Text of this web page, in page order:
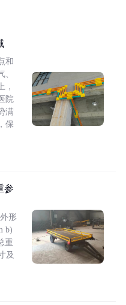
和
，
院
满
保
参
形
b)
重
及